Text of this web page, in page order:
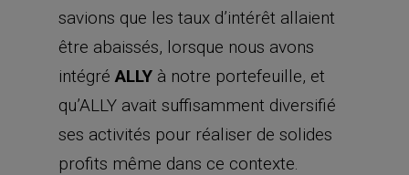
savions que les taux d’intérêt allaient
être abaissés, lorsque nous avons
intégréALLY à notre portefeuille, et
qu’ALLY avait suffisamment diversifié
ses activités pour réaliser de solides
profits même dans ce contexte.